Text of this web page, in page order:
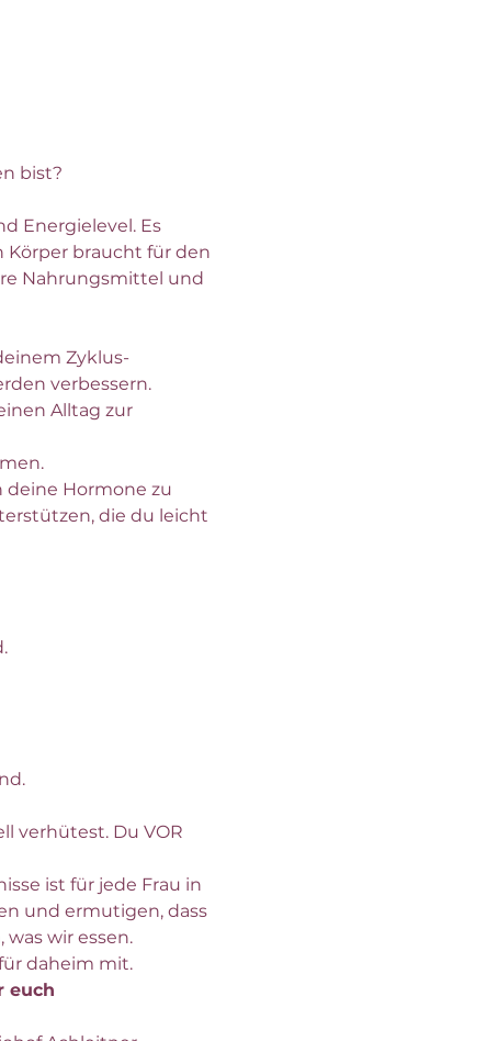
bist?
Energielevel. Es
Körper braucht für den
Nahrungsmittel und
Zyklus-
verbessern.
Alltag zur
Hormone zu
die du leicht
verhütest. Du VOR
ist für jede Frau in
und ermutigen, dass
wir essen.
daheim mit.
euch